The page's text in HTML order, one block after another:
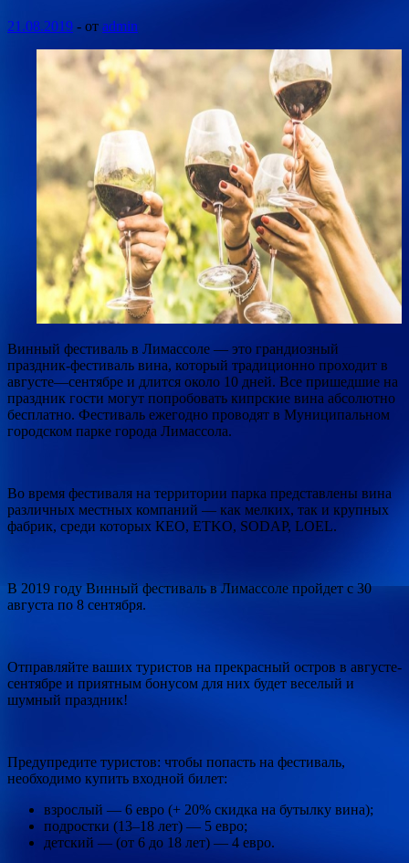
21.08.2019 - от admin
Винный фестиваль в Лимассоле — это грандиозный
праздник-фестиваль вина, который традиционно проходит в
августе—сентябре и длится около 10 дней. Все пришедшие на
праздник гости могут попробовать кипрские вина абсолютно
бесплатно. Фестиваль ежегодно проводят в Муниципальном
городском парке города Лимассола.
Во время фестиваля на территории парка представлены вина
различных местных компаний — как мелких, так и крупных
фабрик, среди которых КЕО, ETKO, SODAP, LOEL.
В 2019 году Винный фестиваль в Лимассоле пройдет с 30
августа по 8 сентября.
Отправляйте ваших туристов на прекрасный остров в августе-
сентябре и приятным бонусом для них будет веселый и
шумный праздник!
Предупредите туристов: чтобы попасть на фестиваль,
необходимо купить входной билет:
взрослый — 6 евро (+ 20% скидка на бутылку вина);
подростки (13–18 лет) — 5 евро;
детский — (от 6 до 18 лет) — 4 евро.